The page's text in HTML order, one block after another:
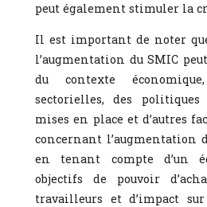
peut également stimuler la
Il est important de noter
l’augmentation du SMIC
du contexte
sectorielles, des politiques
mises en place et d’autres
concernant l’augmentation
en tenant compte d’un
objectifs de pouvoir
travailleurs et d’impact